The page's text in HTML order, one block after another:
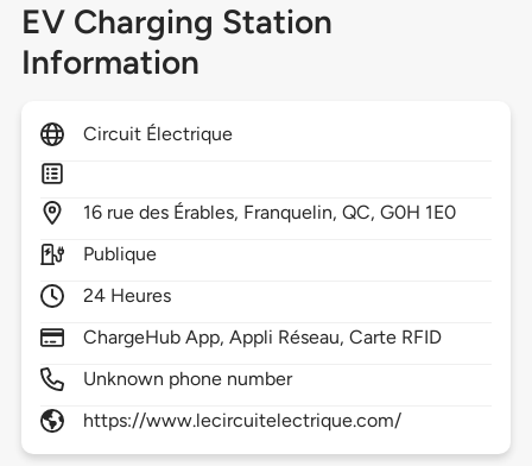
EV Charging Station
Information
Circuit Électrique
16 rue des Érables, Franquelin,QC,G0H 1E0
Publique
24 Heures
ChargeHub App, Appli Réseau, Carte RFID
Unknown phone number
https://www.lecircuitelectrique.com/